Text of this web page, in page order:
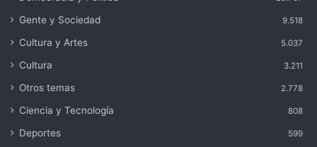
Gente y Sociedad 9.518
Cultura y Artes 5.037
Cultura 3.211
Otros temas 2.778
Ciencia y Tecnología 808
Deportes 599